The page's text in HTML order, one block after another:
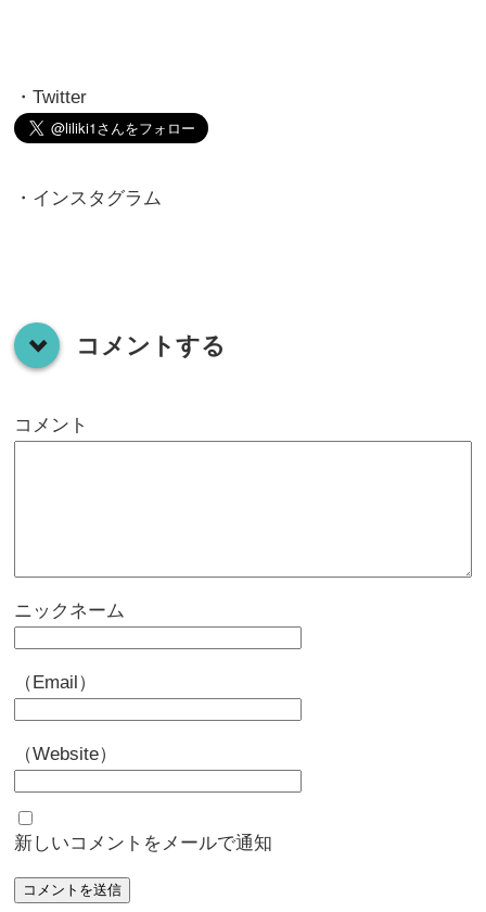
・Twitter
・インスタグラム
down コメントする
コメント
ニックネーム
（Email）
（Website）
新しいコメントをメールで通知